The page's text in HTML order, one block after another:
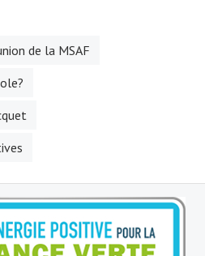
de la MSAF